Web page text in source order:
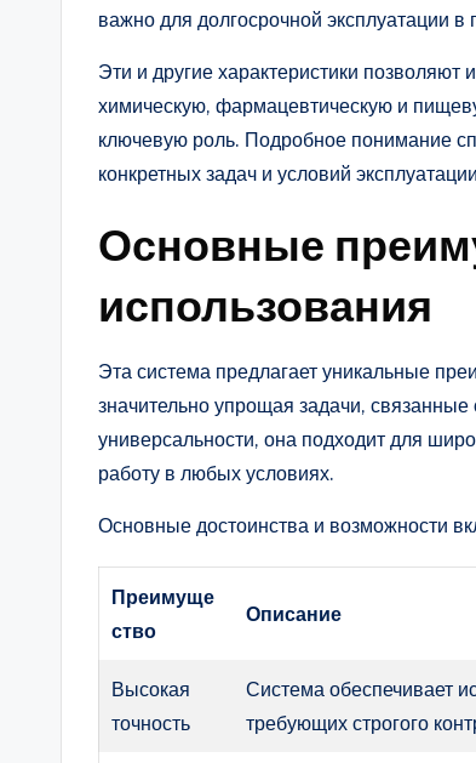
важно для долгосрочной эксплуатации
Эти и другие характеристики
химическую, фармацевтическую и
ключевую роль. Подробное понимание
конкретных задач и условий
Основные
использования
Эта система предлагает уникальные
значительно упрощая задачи,
универсальности, она подходит для
работу в любых условиях.
Основные достоинства и возможности
Преимуще
ство
Описание
Высокая
точность
Система обеспечивает
требующих строгого